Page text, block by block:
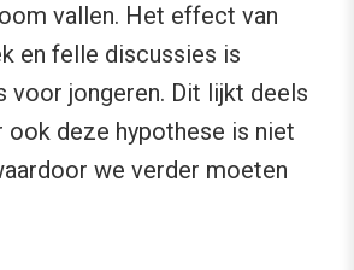
vallen. Het effect van
en felle discussies is
voor jongeren. Dit lijkt deels
ook deze hypothese is niet
we verder moeten